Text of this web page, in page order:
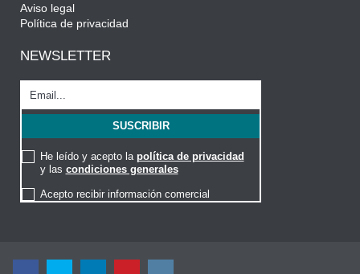
Aviso legal
Política de privacidad
NEWSLETTER
He leído y acepto la política de privacidad
y las condiciones generales
Acepto recibir información comercial